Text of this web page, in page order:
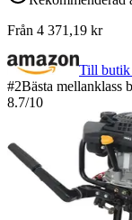
Från 4 371,19 kr
Till butik
#2Bästa mellanklass
8.7/10